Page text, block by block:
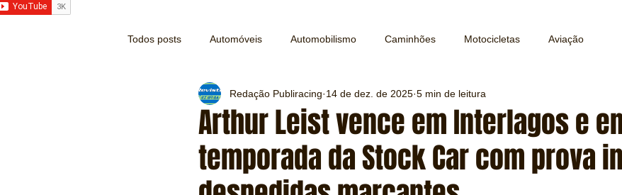
Todos posts Automóveis Automobilismo Caminhões Motocicletas Aviação
Turismo Lazer Transporte Trens e Metrô
Mecânica e Peças Segurança Testes e Comparativos Máquinas e Equipamentos
Arthur Leist vence em Interlagos e
temporada da Stock Car com prova
Redação Publiracing 14 de dez. de 2025 5 min de leitura